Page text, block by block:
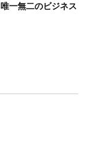
一無二のビジネス